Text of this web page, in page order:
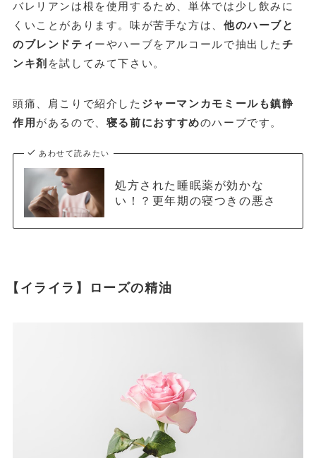
バレリアンは根を使用するため、単体では少し飲みに
くいことがあります。味が苦手な方は、 他のハーブと
のブレンドティ ーやハーブをアルコールで抽出したチ
ンキ剤 を試してみて下さい。
頭痛、肩こりで紹介した ジャーマンカモミールも鎮静
作用 があるので、 寝る前におすすめのハーブです。
あわせて読みたい
処方された睡眠薬が効かな
い！？更年期の寝つきの悪さ
【イライラ】ローズの精油